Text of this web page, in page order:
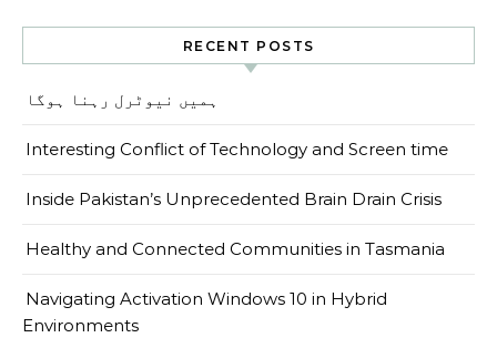
RECENT POSTS
ہمیں نیوٹرل رہنا ہوگا
Interesting Conflict of Technology and Screen time
Inside Pakistan’s Unprecedented Brain Drain Crisis
Healthy and Connected Communities in Tasmania
Navigating Activation Windows 10 in Hybrid
Environments